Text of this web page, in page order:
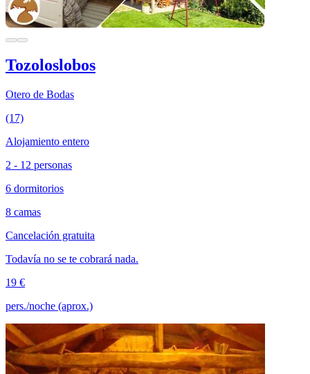
Tozoloslobos
Otero de Bodas
(17)
Alojamiento entero
2 - 12 personas
6 dormitorios
8 camas
Cancelación gratuita
Todavía no se te cobrará nada.
19 €
pers./noche (aprox.)